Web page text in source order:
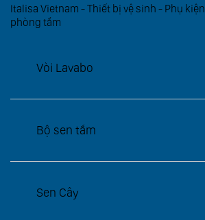
Italisa Vietnam - Thiết bị vệ sinh - Phụ kiện
phòng tắm
Vòi Lavabo
Bộ sen tắm
Sen Cây